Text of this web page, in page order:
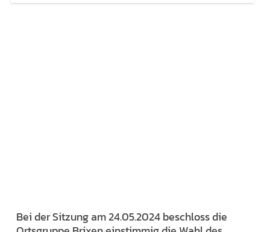
Bei der Sitzung am 24.05.2024 beschloss die